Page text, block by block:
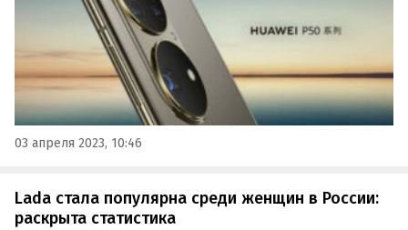
03 апреля 2023, 10:46
Lada стала популярна среди женщин в России:
раскрыта статистика